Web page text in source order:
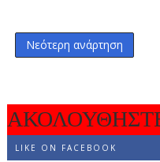
Νεότερη ανάρτηση
LIKE ON FACEBOOK